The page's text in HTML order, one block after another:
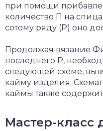
при помощи
количество П на
сотому ряду (Р) оно
Продолжая вязание
последнего Р,
следующей схеме,
кайму изделия.
каймы также
Мастер-